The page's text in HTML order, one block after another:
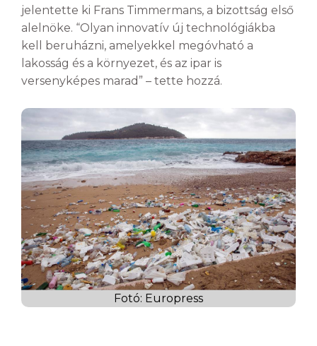
jelentette ki Frans Timmermans, a bizottság első
alelnöke. “Olyan innovatív új technológiákba
kell beruházni, amelyekkel megóvható a
lakosság és a környezet, és az ipar is
versenyképes marad” – tette hozzá.
Fotó: Europress